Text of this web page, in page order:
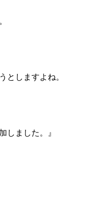
としますよね。
しました。』